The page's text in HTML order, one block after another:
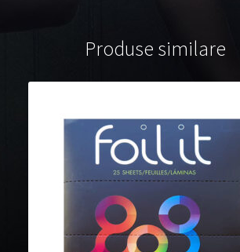
Produse similare